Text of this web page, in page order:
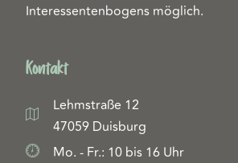
Interessentenbogens möglich.
Kontakt
Lehmstraße 12
47059 Duisburg
Mo. - Fr.: 10 bis 16 Uhr